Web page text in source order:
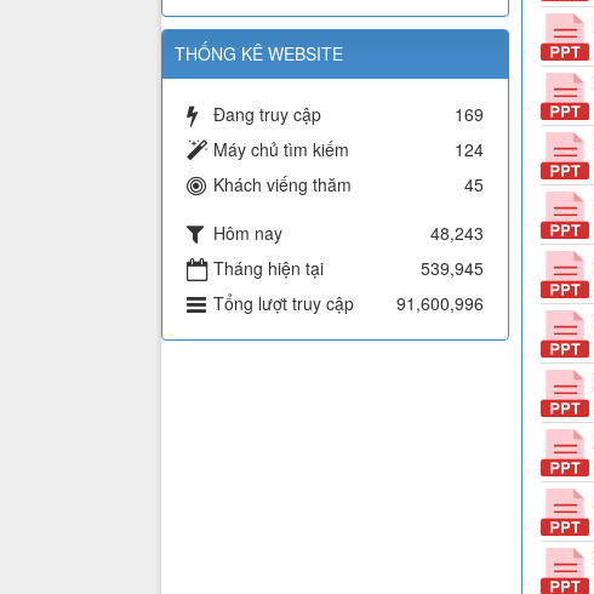
THỐNG KÊ WEBSITE
Đang truy cập
169
Máy chủ tìm kiếm
124
Khách viếng thăm
45
Hôm nay
48,243
Tháng hiện tại
539,945
Tổng lượt truy cập
91,600,996